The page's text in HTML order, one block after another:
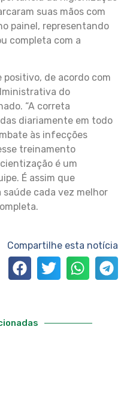
suas mãos com
painel, representando
completa com a
de acordo com
do
“A correta
diariamente em todo
às infecções
treinamento
é um
É assim que
cada vez melhor
Compartilhe esta notícia